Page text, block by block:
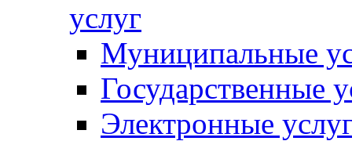
услуг
Муниципальные
Государственные
Электронные